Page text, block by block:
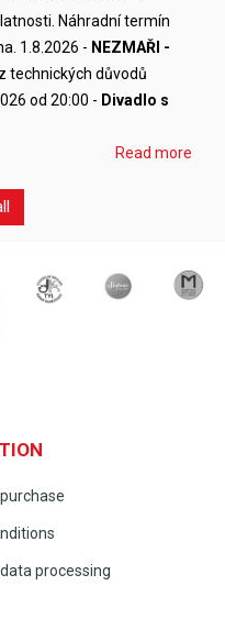
Náhradní termín
1.8.2026 - NEZMAŘI -
technických důvodů
od 20:00 - Divadlo s
Read more
processing